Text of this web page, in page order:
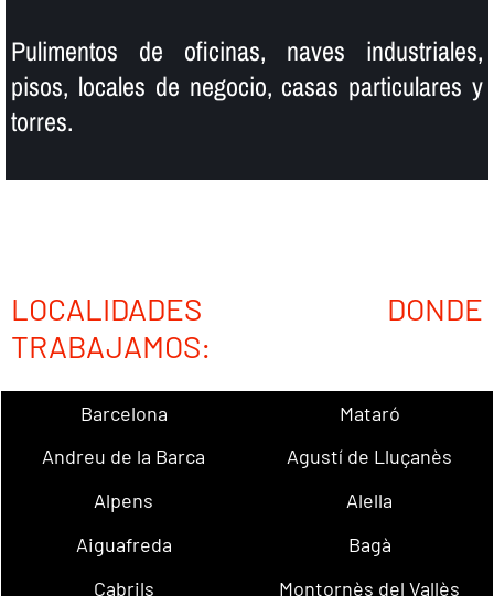
Pulimentos de oficinas, naves industriales,
pisos, locales de negocio, casas particulares y
torres.
LOCALIDADES DONDE
TRABAJAMOS:
Barcelona
Mataró
Andreu de la Barca
Agustí de Lluçanès
Alpens
Alella
Aiguafreda
Bagà
Cabrils
Montornès del Vallès